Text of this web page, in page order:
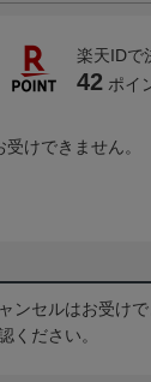
楽天IDで
42 ポイ
けできません。
ンセルはお受け
ください。